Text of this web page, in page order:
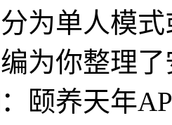
为单人模
为你整理
颐养天年